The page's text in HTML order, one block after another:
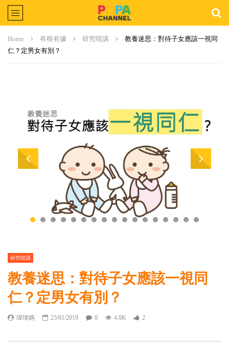
Home 有根有據 研究咁講
教養迷思：對待子女應該一視同
仁？定男女有別？
研究咁講
教養迷思：對待子女應該一視同
仁？定男女有別？
瑋瑋媽 25/01/2019 0 4.8K 2